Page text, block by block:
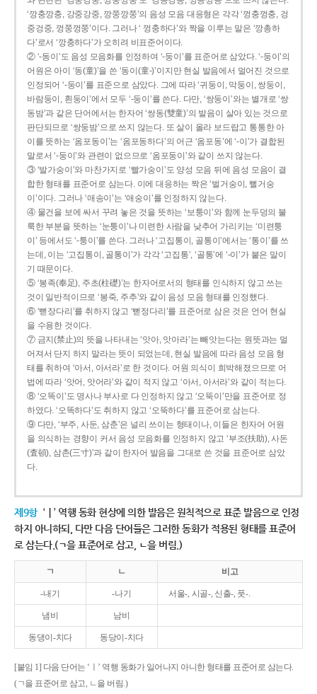
‘깡충깡충, 강중강중, 깡쭝깡쭝’의 음성 모음 대응형은 각각 ‘껑충껑충, 겅
중겅중, 껑쭝껑쭝’이다. 그러나 ‘ 껑충하다’와 짝을 이루는 말은 ‘깡총하
다’로서 ‘깡충하다’가 오히려 비표준어이다.
② ‘-동이’도 음성 모음화를 인정하여 ‘-둥이’를 표준어로 삼았다. ‘-둥이’의
어원은 아이 ‘동(童)’을 쓴 ‘동이(童-)’이지만 현실 발음에서 멀어진 것으로
인정되어 ‘-둥이’를 표준으로 삼았다. 그에 따라 ‘귀둥이, 막둥이, 쌍둥이,
바람둥이, 흰둥이’에서 모두 ‘-둥이’를 쓴다. 다만, ‘쌍둥이’와는 별개로 ‘쌍
동밤’과 같은 단어에서는 한자어 ‘쌍동(雙童)’의 발음이 살아 있는 것으로
판단되므로 ‘쌍둥밤’으로 쓰지 않는다. 또 살이 올라 보드랍고 통통한 아
이를 뜻하는 ‘옴포동이’는 ‘옴포동하다’의 어근 ‘옴포동’에 ‘-이’가 결합된
말로서 ‘-둥이’와 관련이 없으므로 ‘옴포둥이’와 같이 쓰지 않는다.
③ ‘발가숭이’와 마찬가지로 ‘빨가숭이’도 양성 모음 뒤에 음성 모음이 결
합한 형태를 표준어로 삼는다. 이에 대응하는 짝은 ‘벌거숭이, 뻘거숭
이’이다. 그러나 ‘애송이’는 ‘애숭이’를 인정하지 않는다.
④ 물건을 보에 싸서 꾸려 놓은 것을 뜻하는 ‘보퉁이’와 함께 눈두덩의 불
룩한 부분을 뜻하는 ‘눈퉁이’나 미련한 사람을 낮추어 가리키는 ‘미련퉁
이’ 등에서도 ‘-퉁이’를 쓴다. 그러나 ‘고집통이, 골통이’에서는 ‘통이’를 쓰
는데, 이는 ‘고집통이, 골통이’가 각각 ‘고집통’, ‘골통’에 ‘-이’가 붙은 말이
기 때문이다.
⑤ ‘봉족(奉足), 주초(柱礎)’는 한자어로서의 형태를 인식하지 않고 쓰는
것이 일반적이므로 ‘봉죽, 주추’와 같이 음성 모음 형태를 인정했다.
⑥ ‘뻗장다리’를 취하지 않고 ‘뻗정다리’를 표준어로 삼은 것은 언어 현실
을 수용한 것이다.
⑦ 금지(禁止)의 뜻을 나타내는 ‘앗아, 앗아라’는 빼앗는다는 원뜻과는 멀
어져서 단지 하지 말라는 뜻이 되었는데, 현실 발음에 따라 음성 모음 형
태를 취하여 ‘아서, 아서라’로 한 것이다. 어원 의식이 희박해졌으므로 어
법에 따라 ‘앗어, 앗어라’와 같이 적지 않고 ‘아서, 아서라’와 같이 적는다.
⑧ ‘오똑이’도 명사나 부사로 다 인정하지 않고 ‘오뚝이’만을 표준어로 정
하였다. ‘오똑하다’도 취하지 않고 ‘오뚝하다’를 표준어로 삼는다.
⑨ 다만, ‘부주, 사둔, 삼춘’은 널리 쓰이는 형태이나, 이들은 한자어 어원
을 의식하는 경향이 커서 음성 모음화를 인정하지 않고 ‘부조(扶助), 사돈
(査頓), 삼촌(三寸)’과 같이 한자어 발음을 그대로 쓴 것을 표준어로 삼았
다.
제9항 ‘ㅣ’ 역행 동화 현상에 의한 발음은 원칙적으로 표준 발음으로 인정
하지 아니하되, 다만 다음 단어들은 그러한 동화가 적용된 형태를 표준어
로 삼는다.(ㄱ을 표준어로 삼고, ㄴ을 버림.)
ㄱ ㄴ 비고
-내기 -나기 서울-, 시골-, 신출-, 풋-.
냄비 남비
동댕이-치다 동당이-치다
[붙임 1] 다음 단어는 ‘ㅣ’ 역행 동화가 일어나지 아니한 형태를 표준어로 삼는다.
(ㄱ을 표준어로 삼고, ㄴ을 버림.)